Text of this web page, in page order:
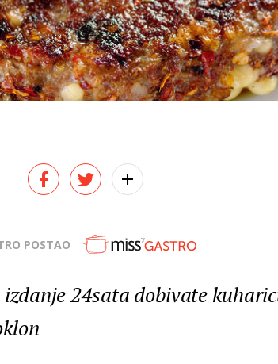
POSTAO
izdanje 24sata dobivate